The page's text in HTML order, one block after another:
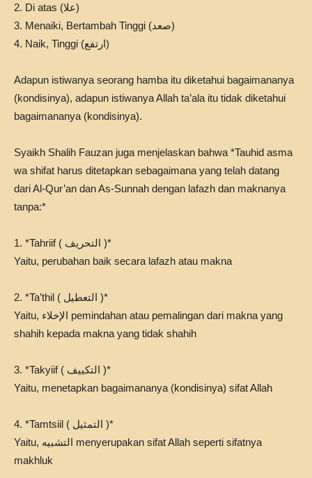
2. Di atas (علا)
3. Menaiki, Bertambah Tinggi (صعد)
4. Naik, Tinggi (ارتفع)
Adapun istiwanya seorang hamba itu diketahui bagaimananya
(kondisinya), adapun istiwanya Allah ta’ala itu tidak diketahui
bagaimananya (kondisinya).
Syaikh Shalih Fauzan juga menjelaskan bahwa *Tauhid asma
wa shifat harus ditetapkan sebagaimana yang telah datang
dari Al-Qur’an dan As-Sunnah dengan lafazh dan maknanya
tanpa:*
1. *Tahriif ( التحريف )*
Yaitu, perubahan baik secara lafazh atau makna
2. *Ta’thil ( التعطيل )*
Yaitu, الإخلاء pemindahan atau pemalingan dari makna yang
shahih kepada makna yang tidak shahih
3. *Takyiif ( التكييف )*
Yaitu, menetapkan bagaimananya (kondisinya) sifat Allah
4. *Tamtsiil ( التمثيل )*
Yaitu, التشبيه menyerupakan sifat Allah seperti sifatnya
makhluk